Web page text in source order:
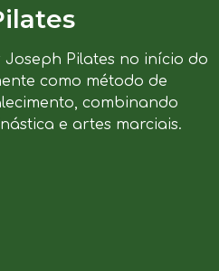
Pilates no início do
como método de
combinando
e artes marciais.